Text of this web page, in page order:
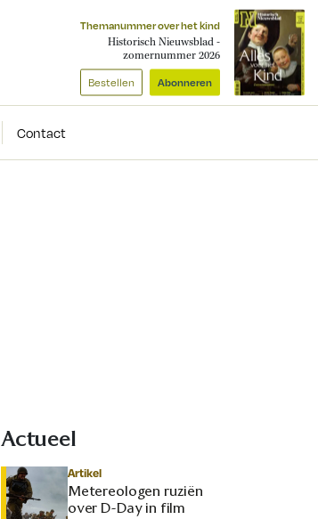
Themanummer over het kind
Historisch Nieuwsblad -
zomernummer 2026
Bestellen Abonneren
Contact
Actueel
Artikel
Metereologen ruziën
over D-Day in film